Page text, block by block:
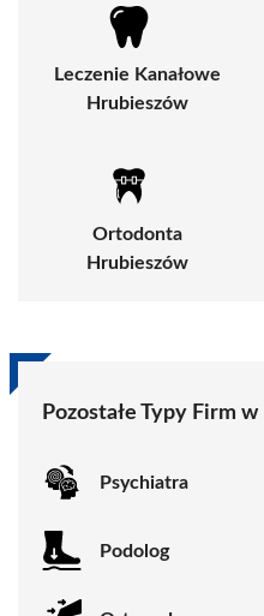
Leczenie Kanałowe
Hrubieszów
Ortodonta
Hrubieszów
Pozostałe Typy Firm
Psychiatra
Podolog